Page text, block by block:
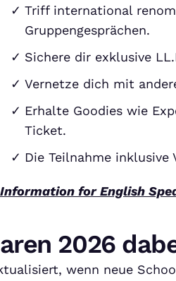
Triff international
Gruppengesprächen.
Sichere dir exklusive
Vernetze dich mit
Erhalte Goodies wie
Ticket.
Die Teilnahme
Information for English
2026
wenn neue